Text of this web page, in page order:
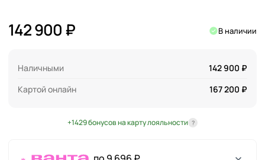
142 900 ₽ В наличии
Наличными
142 900 ₽
Картой онлайн
167 200 ₽
+1429 бонусов на карту лояльности ?